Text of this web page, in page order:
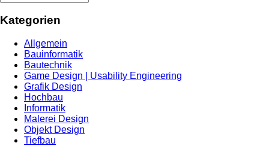
Kategorien
Allgemein
Bauinformatik
Bautechnik
Game Design | Usability Engineering
Grafik Design
Hochbau
Informatik
Malerei Design
Objekt Design
Tiefbau